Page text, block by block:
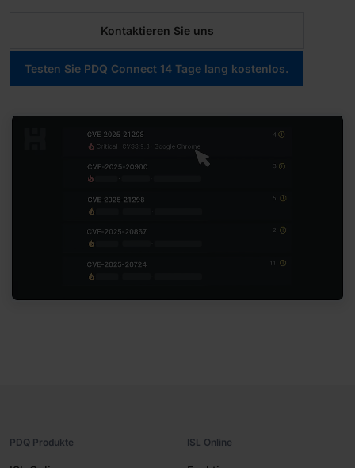
Kontaktieren Sie uns
Testen Sie PDQ Connect 14 Tage lang kostenlos.
PDQ Produkte ISL Online